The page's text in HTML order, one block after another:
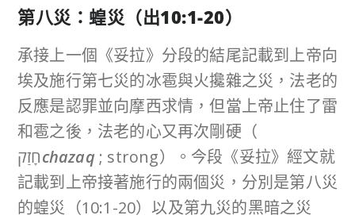
第八災：蝗災（出10:1-20）
承接上一個《妥拉》分段的結尾記載到上帝向
埃及施行第七災的冰雹與火攙雜之災，法老的
反應是認罪並向摩西求情，但當上帝止住了雷
和雹之後，法老的心又再次剛硬（
חָזַקchazaq ; strong）。今段《妥拉》經文就
記載到上帝接著施行的兩個災，分別是第八災
的蝗災（10:1-20）以及第九災的黑暗之災